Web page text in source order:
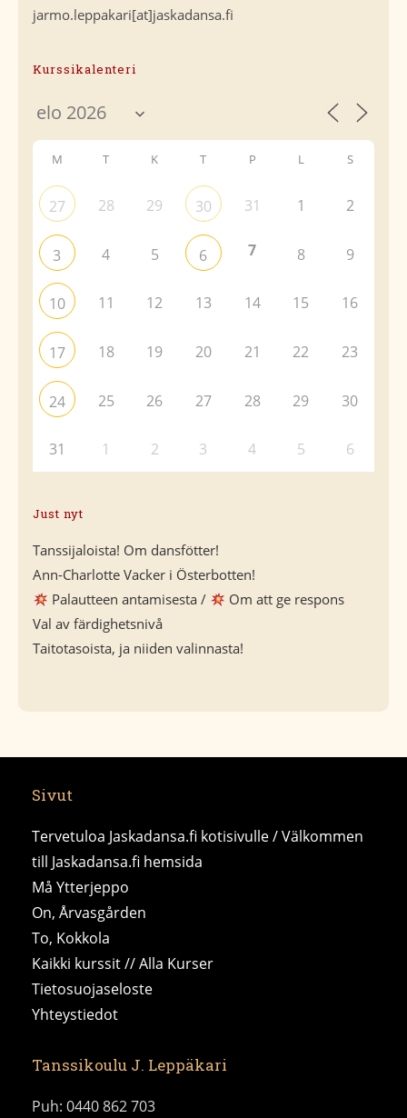
jarmo.leppakari[at]jaskadansa.fi
Kurssikalenteri
M T K T P L S
27 28 29 30 31 1 2
3 4 5 6 7 8 9
10 11 12 13 14 15 16
17 18 19 20 21 22 23
24 25 26 27 28 29 30
31 1 2 3 4 5 6
Just nyt
Tanssijaloista! Om dansfötter!
Ann-Charlotte Vacker i Österbotten!
Palautteen antamisesta /
Om att ge respons
Val av färdighetsnivå
Taitotasoista, ja niiden valinnasta!
Sivut
Tervetuloa Jaskadansa.fi kotisivulle / Välkommen
till Jaskadansa.fi hemsida
Må Ytterjeppo
On, Årvasgården
To, Kokkola
Kaikki kurssit // Alla Kurser
Tietosuojaseloste
Yhteystiedot
Tanssikoulu J. Leppäkari
Puh: 0440 862 703